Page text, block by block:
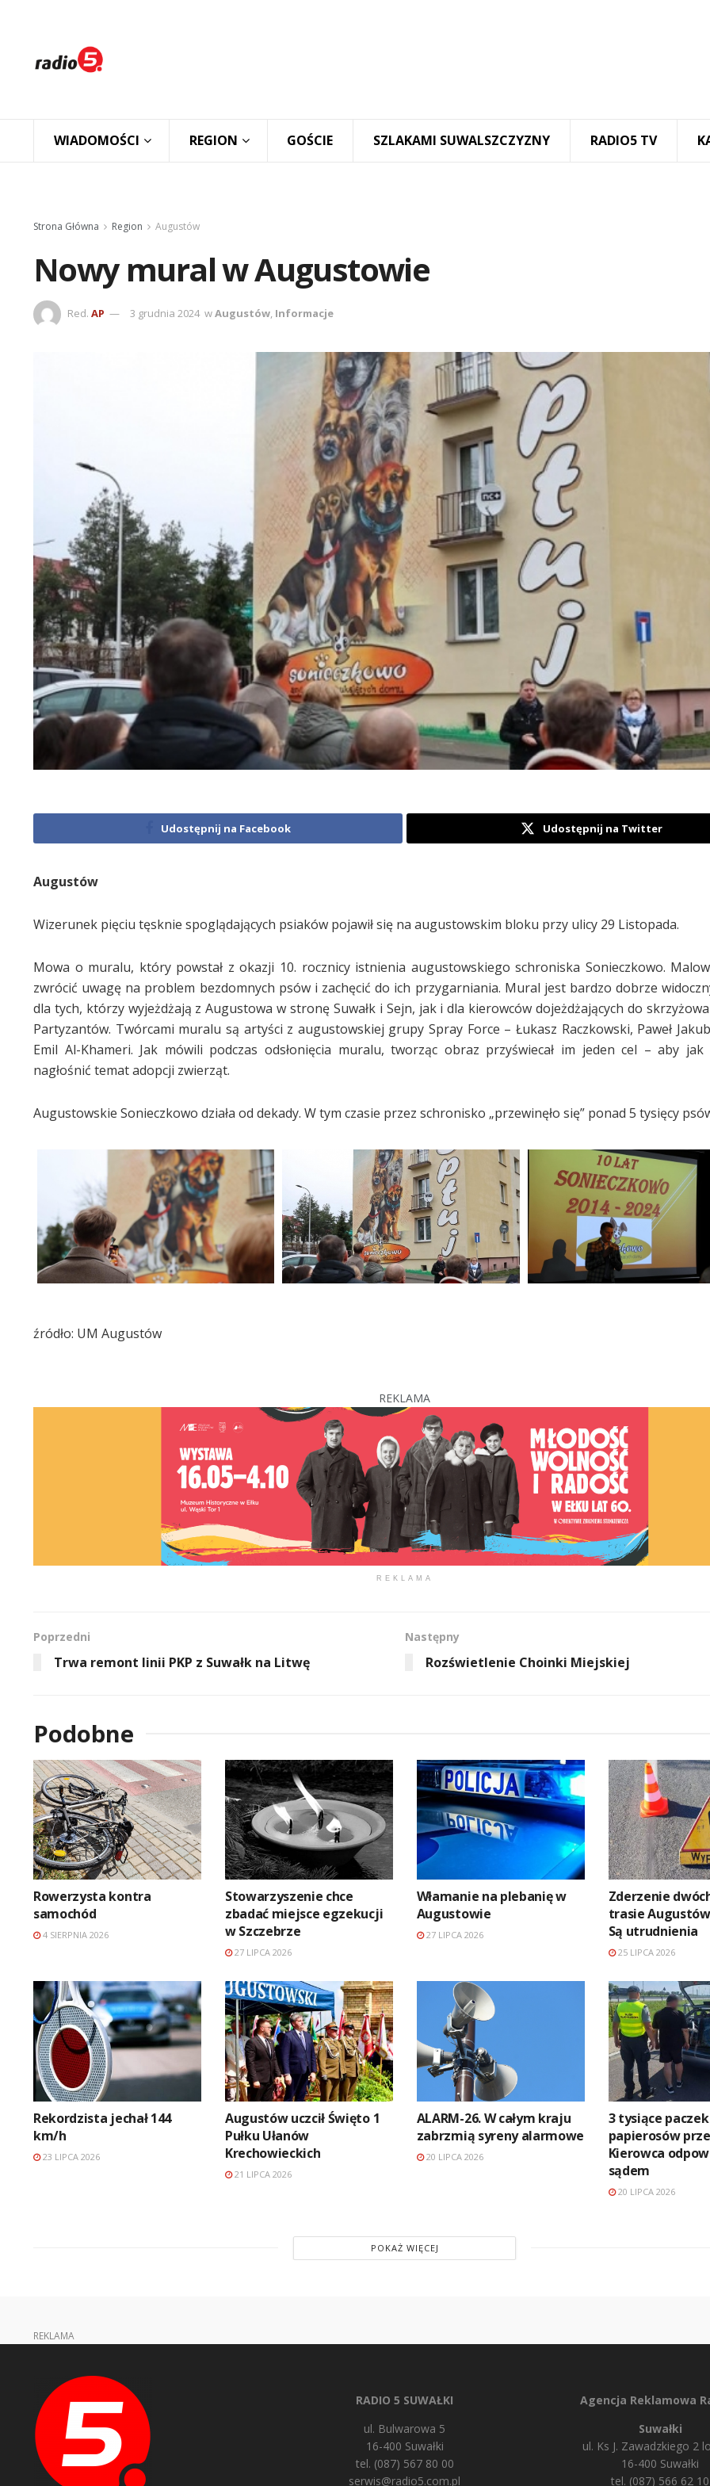
WIADOMOŚCI REGION GOŚCIE SZLAKAMI SUWALSZCZYZNY RADIO5 TV
Strona Główna Region Augustów
Nowy mural w Augustowie
Red. AP 3 grudnia 2024 wAugustów, Informacje
Udostępnij na Facebook Udostępnij na Twitter
Augustów
Wizerunek pięciu tęsknie spoglądających psiaków pojawił się na augustowskim bloku przy ulicy 29 Listopada.
Mowa o muralu, który powstał z okazji 10. rocznicy istnienia augustowskiego schroniska Sonieczkowo.
zwrócić uwagę na problem bezdomnych psów i zachęcić do ich przygarniania. Mural jest bardzo dobrze
dla tych, którzy wyjeżdżają z Augustowa w stronę Suwałk i Sejn, jak i dla kierowców dojeżdżających do
Partyzantów. Twórcami muralu są artyści z augustowskiej grupy Spray Force – Łukasz Raczkowski, Paweł
Emil Al-Khameri. Jak mówili podczas odsłonięcia muralu, tworząc obraz przyświecał im jeden cel – aby jak
nagłośnić temat adopcji zwierząt.
Augustowskie Sonieczkowo działa od dekady. W tym czasie przez schronisko „przewinęło się” ponad 5 tysięcy
źródło: UM Augustów
REKLAMA
REKLAMA
Poprzedni
Trwa remont linii PKP z Suwałk na Litwę
Następny
Rozświetlenie Choinki Miejskiej
Podobne
Rowerzysta kontra
samochód
4 SIERPNIA 2026
Stowarzyszenie chce
zbadać miejsce egzekucji
w Szczebrze
27 LIPCA 2026
Włamanie na plebanię w
Augustowie
27 LIPCA 2026
Zderzenie
trasie
Są utrudnienia
25 LIPCA 2026
Rekordzista jechał 144
km/h
23 LIPCA 2026
Augustów uczcił Święto 1
Pułku Ułanów
Krechowieckich
21 LIPCA 2026
ALARM-26. W całym kraju
zabrzmią syreny alarmowe
20 LIPCA 2026
3 tysiące paczek
papierosów
Kierowca
sądem
20 LIPCA 2026
POKAŻ WIĘCEJ
REKLAMA
RADIO 5 SUWAŁKI
ul. Bulwarowa 5
16-400 Suwałki
tel. (087) 567 80 00
serwis@radio5.com.pl
Agencja Reklamowa
Suwałki
ul. Ks J. Zawadzkiego 2
16-400 Suwałki
tel. (087) 566 62 10